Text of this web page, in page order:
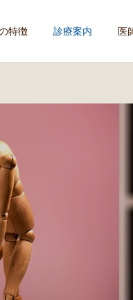
特徴 診療案内 医